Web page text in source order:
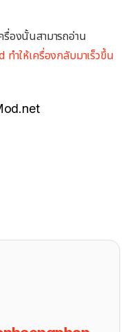
รื่องนั้นสามารถอ่าน
ำให้เครื่องกลับมาเร็วขึ้น